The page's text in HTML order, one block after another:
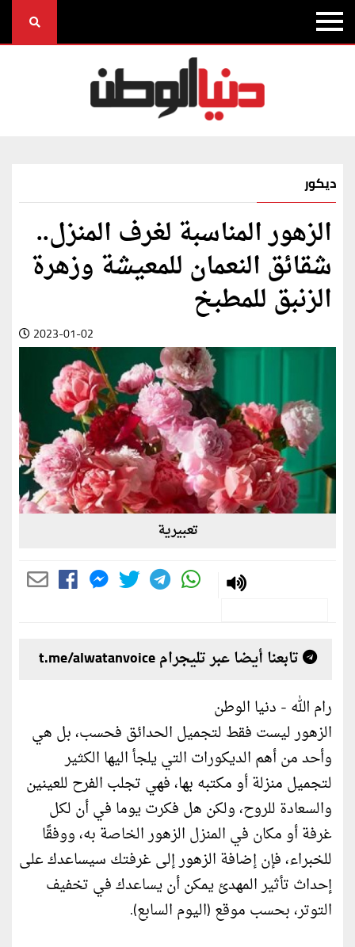
ديكور
الزهور المناسبة لغرف المنزل..
شقائق النعمان للمعيشة وزهرة
الزنبق للمطبخ
2023-01-02
تعبيرية
تابعنا أيضا عبر تليجرام t.me/alwatanvoice
رام الله - دنيا الوطن
الزهور ليست فقط لتجميل الحدائق فحسب، بل هي
وأحد من أهم الديكورات التي يلجأ اليها الكثير
لتجميل منزلة أو مكتبه بها، فهي تجلب الفرح للعينين
والسعادة للروح، ولكن هل فكرت يوما في أن لكل
غرفة أو مكان في المنزل الزهور الخاصة به، ووفقًا
للخبراء، فإن إضافة الزهور إلى غرفتك سيساعدك على
إحداث تأثير المهدئ يمكن أن يساعدك في تخفيف
التوتر، بحسب موقع (اليوم السابع).